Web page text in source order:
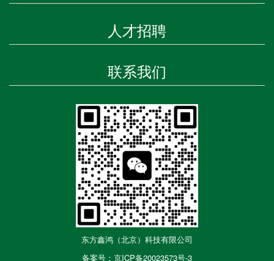
人才招聘
联系我们
东方鑫鸿（北京）科技有限公司
备案号：京ICP备20023573号-3